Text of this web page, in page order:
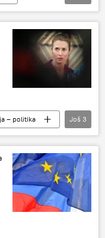
Rusija
– politika
Još 3